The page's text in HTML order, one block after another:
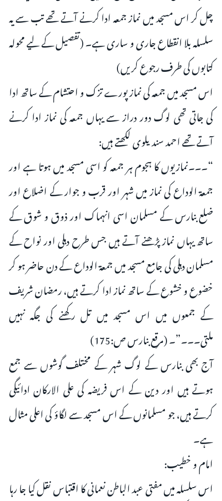
چل کر اس مسجد میں نماز جمعہ ادا کرنے آتے تھے تب سے یہ
سلسلہ بلا انقطاع جاری و ساری ہے۔ (تفصیل کے لیے محولہ
کتابوں کی طرف رجوع کریں)
اس مسجد میں جمعہ کی نماز پورے تزک و احتشام کے ساتھ ادا
کی جاتی تھی لوگ دور دراز سے یہاں جمعہ کی نماز ادا کرنے
آتے تھے احمد سندیلوی لکھتے ہیں:
“۔۔۔نمازیوں کا ہجوم ہر جمعہ کو اسی مسجد میں ہوتا ہے اور
جمعۃ الوداع کی نماز میں شہر اور قرب و جوار کے اضلاع اور
ضلع بنارس کے مسلمان اسی انہماک اور ذوق و شوق کے
ساتھ یہاں نماز پڑھنے آتے ہیں جس طرح دہلی اور نواح کے
مسلمان دہلی کی جامع مسجد میں جمعۃ الوداع کے دن حاضر ہو کر
خضوع و خشوع کے ساتھ نماز ادا کرتے ہیں، رمضان شریف
کے جمعوں میں اس مسجد میں تل رکھنے کی جگہ نہیں
ملتی۔۔۔”۔ (مرقع بنارس ص:175)
آج بھی بنارس کے لوگ شہر کے مختلف گوشوں سے جمع
ہوتے ہیں اور دین کے اس فریضہ کی علی الارکان ادائیگی
کرتے ہیں، جو مسلمانوں کے اس مسجد سے لگاؤ کی اعلی مثال
ہے۔
امام و خطیب:
اس سلسلہ میں مفتی عبد الباطن نعمانی کا اقتباس نقل کیا جا رہا